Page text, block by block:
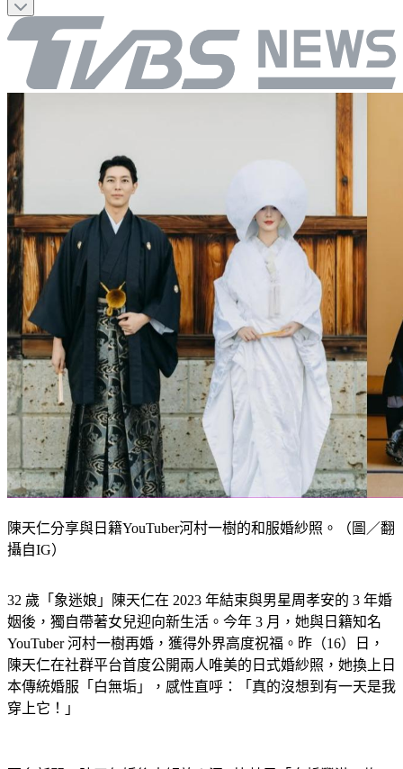
陳天仁分享與日籍YouTuber河村一樹的和服婚紗照。（圖／翻
32 歲「象迷娘」陳天仁在 2023 年結束與男星周孝安的 3 年婚
姻後，獨自帶著女兒迎向新生活。今年 3 月，她與日籍知名
YouTuber 河村一樹再婚，獲得外界高度祝福。昨（16）日，
陳天仁在社群平台首度公開兩人唯美的日式婚紗照，她換上日
本傳統婚服「白無垢」，感性直呼：「真的沒想到有一天是我